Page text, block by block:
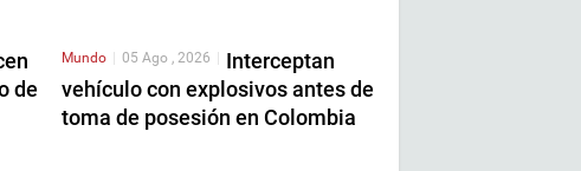
de
Mundo | 05 Ago , 2026 | Interceptan
vehículo con explosivos antes de
toma de posesión en Colombia